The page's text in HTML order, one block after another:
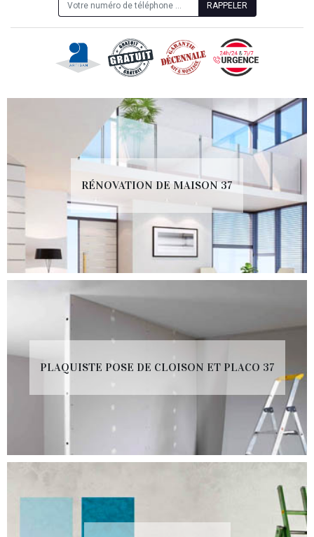
RÉNOVATION DE MAISON 37
PLAQUISTE POSE DE CLOISON ET PLACO 37